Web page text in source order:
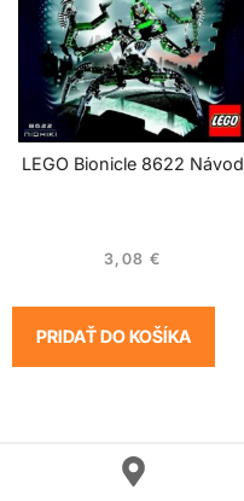
LEGO Bionicle 8622 Návod
3,08 €
PRIDAŤ DO KOŠÍKA